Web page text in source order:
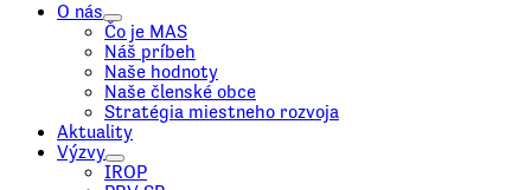
O nás
Čo je MAS
Náš príbeh
Naše hodnoty
Naše členské obce
Stratégia miestneho rozvoja
Aktuality
Výzvy
IROP